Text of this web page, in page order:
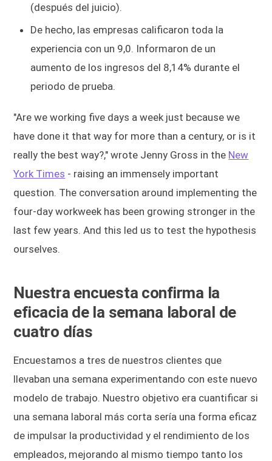
(después del juicio).
De hecho, las empresas calificaron toda la
experiencia con un 9,0. Informaron de un
aumento de los ingresos del 8,14% durante el
periodo de prueba.
"Are we working five days a week just because we
have done it that way for more than a century, or is it
really the best way?," wrote Jenny Gross in the New
York Times - raising an immensely important
question. The conversation around implementing the
four-day workweek has been growing stronger in the
last few years. And this led us to test the hypothesis
ourselves.
Nuestra encuesta confirma la
eficacia de la semana laboral de
cuatro días
Encuestamos a tres de nuestros clientes que
llevaban una semana experimentando con este nuevo
modelo de trabajo. Nuestro objetivo era cuantificar si
una semana laboral más corta sería una forma eficaz
de impulsar la productividad y el rendimiento de los
empleados, mejorando al mismo tiempo tanto los